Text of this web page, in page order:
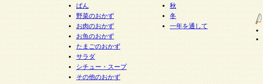
ぱん
野菜のおかず
お肉のおかず
お魚のおかず
たまごのおかず
サラダ
シチュー・スープ
その他のおかず
秋
冬
一年を通して